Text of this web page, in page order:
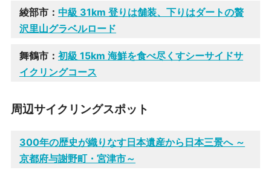
綾部市： 中級 31km 登りは舗装、下りはダートの贅
沢里山グラベルロード
舞鶴市： 初級 15km 海鮮を食べ尽くすシーサイドサ
イクリングコース
周辺サイクリングスポット
300年の歴史が織りなす日本遺産から日本三景へ ～
京都府与謝野町・宮津市～